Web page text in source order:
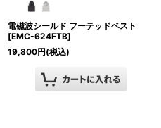
電磁波シールド フーテッドベスト
[EMC-624FTB]
19,800円(税込)